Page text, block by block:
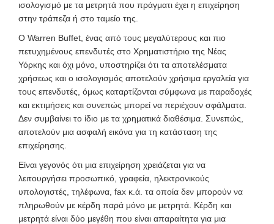
ισολογισμό με τα μετρητά που πράγματι έχει η επιχείρηση
στην τράπεζα ή στο ταμείο της.
Ο Warren Buffet, ένας από τους μεγαλύτερους και πιο
πετυχημένους επενδυτές στο Χρηματιστήριο της Νέας
Υόρκης και όχι μόνο, υποστηρίζει ότι τα αποτελέσματα
χρήσεως και ο ισολογισμός αποτελούν χρήσιμα εργαλεία για
τους επενδυτές, όμως καταρτίζονται σύμφωνα με παραδοχές
και εκτιμήσεις και συνεπώς μπορεί να περιέχουν σφάλματα.
Δεν συμβαίνει το ίδιο με τα χρηματικά διαθέσιμα. Συνεπώς,
αποτελούν μια ασφαλή εικόνα για τη κατάσταση της
επιχείρησης.
Είναι γεγονός ότι μια επιχείρηση χρειάζεται για να
λειτουργήσει προσωπικό, γραφεία, ηλεκτρονικούς
υπολογιστές, τηλέφωνα, fax κ.ά. τα οποία δεν μπορούν να
πληρωθούν με κέρδη παρά μόνο με μετρητά. Κέρδη και
μετρητά είναι δύο μεγέθη που είναι απαραίτητα για μια